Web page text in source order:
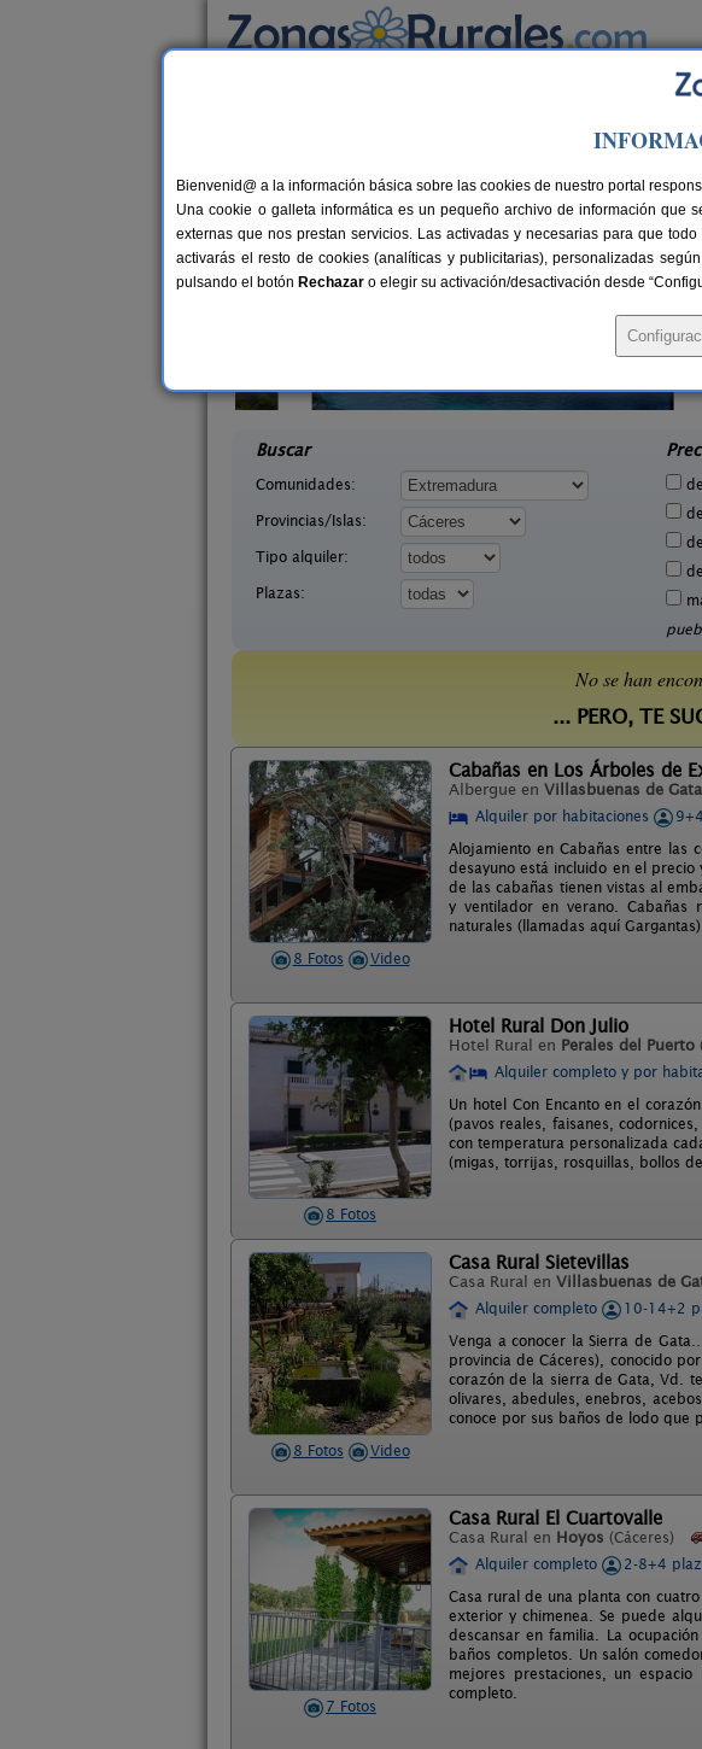
Busca por
Casas Rurales cerca de La Moheda
33 €
Buscar
Comunidades:
Provincias/Islas:
Tipo alquiler:
Plazas:
No se han
... PERO, TE
8 Fotos Video
Cabañas en Los Árboles de
Albergue en Villasbuenas de Gata
Alquiler por habitaciones
Alojamiento en Cabañas entre las
desayuno está incluido en el
de las cabañas tienen vistas al
y ventilador en verano. Cabañas
naturales (llamadas aquí
8 Fotos
Hotel Rural Don Julio
Hotel Rural en Perales del Puerto
Alquiler completo y por
Un hotel Con Encanto en el
(pavos reales, faisanes,
con temperatura personalizada
(migas, torrijas, rosquillas, bollos
8 Fotos Video
Casa Rural Sietevillas
Casa Rural en Villasbuenas de
Alquiler completo
10-14+2
Venga a conocer la Sierra de
provincia de Cáceres), conocido
corazón de la sierra de Gata, Vd.
olivares, abedules, enebros,
conoce por sus baños de lodo que
7 Fotos
Casa Rural El Cuartovalle
Casa Rural en Hoyos (Cáceres)
Alquiler completo
2-8+4
Casa rural de una planta con
exterior y chimenea. Se puede
descansar en familia. La
baños completos. Un salón
mejores prestaciones, un
completo.
Bienvenid@ a la información básica sobre las cookies de nuestro portal
Una cookie o galleta informática es un pequeño archivo de información que
externas que nos prestan servicios. Las activadas y necesarias para que
activarás el resto de cookies (analíticas y publicitarias), personalizadas
pulsando el botón Rechazar o elegir su activación/desactivación desde